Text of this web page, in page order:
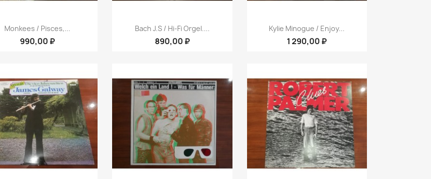
Быстрый просмотр
Monkees / Pisces,...
990,00 ₽
Быстрый просмотр
Bach J.S / Hi-Fi Orgel....
890,00 ₽
Быстрый просмотр
Kylie Minogue / Enjoy...
1 290,00 ₽